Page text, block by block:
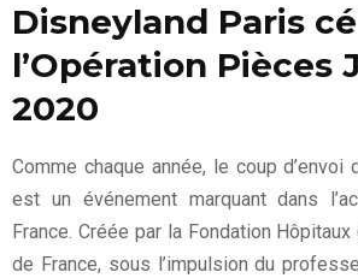
Disneyland Paris
l’Opération Pièces
2020
Comme chaque année, le coup d’envoi
est un événement marquant dans
France. Créée par la Fondation
de France, sous l’impulsion du